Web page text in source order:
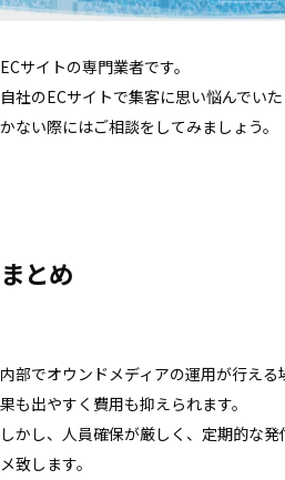
ECサイトの専門業者です。
自社のECサイトで集客に思い悩んでい
かない際にはご相談をしてみましょう。
まとめ
内部でオウンドメディアの運用が行え
果も出やすく費用も抑えられます。
しかし、人員確保が厳しく、定期的な
メ致します。